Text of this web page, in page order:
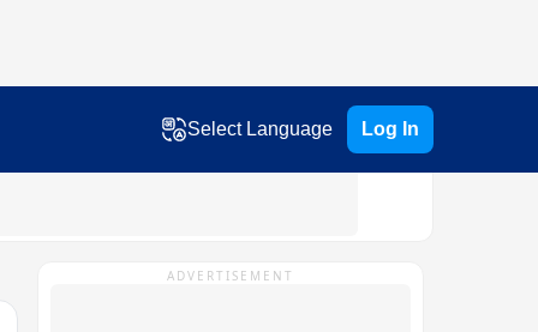
Select Language Log In
ADVERTISEMENT